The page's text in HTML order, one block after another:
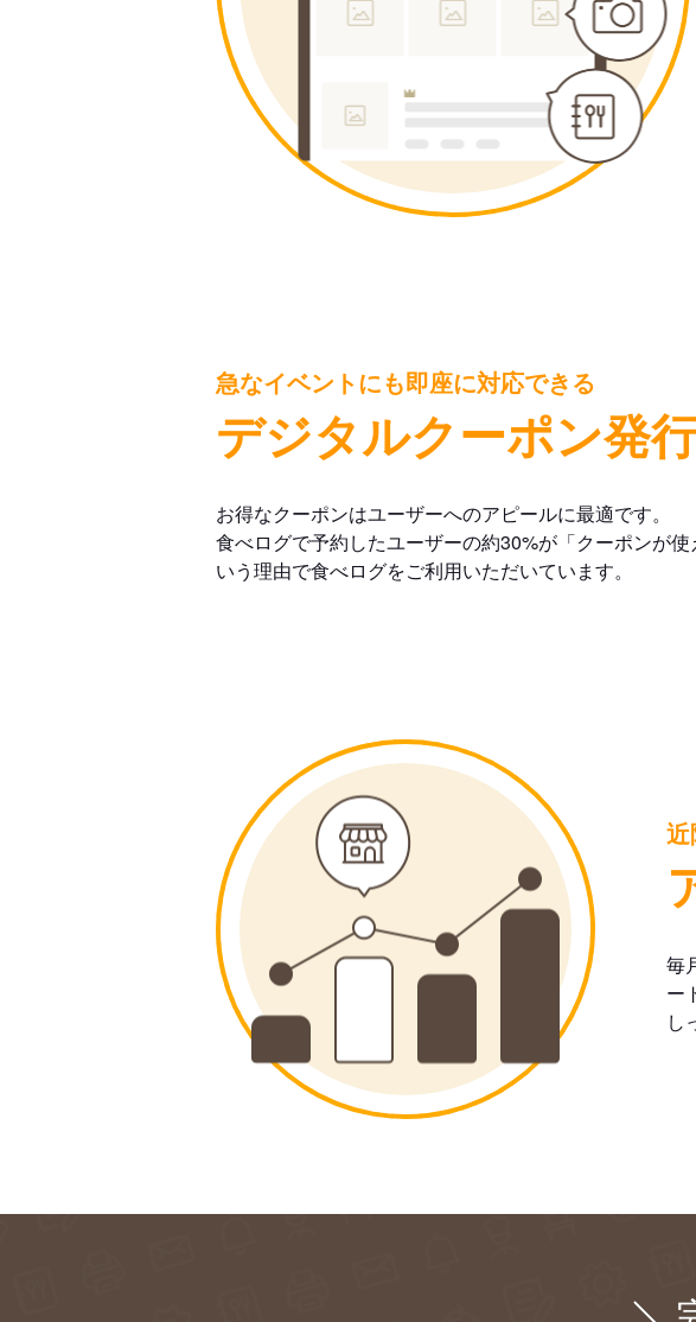
急なイベントにも即座に対応できる
デジタルクーポン発
お得なクーポンはユーザーへのアピールに最適です。
食べログで予約したユーザーの約30%が「クーポンが使
いう理由で食べログをご利用いただいています。
近
毎
ー
し